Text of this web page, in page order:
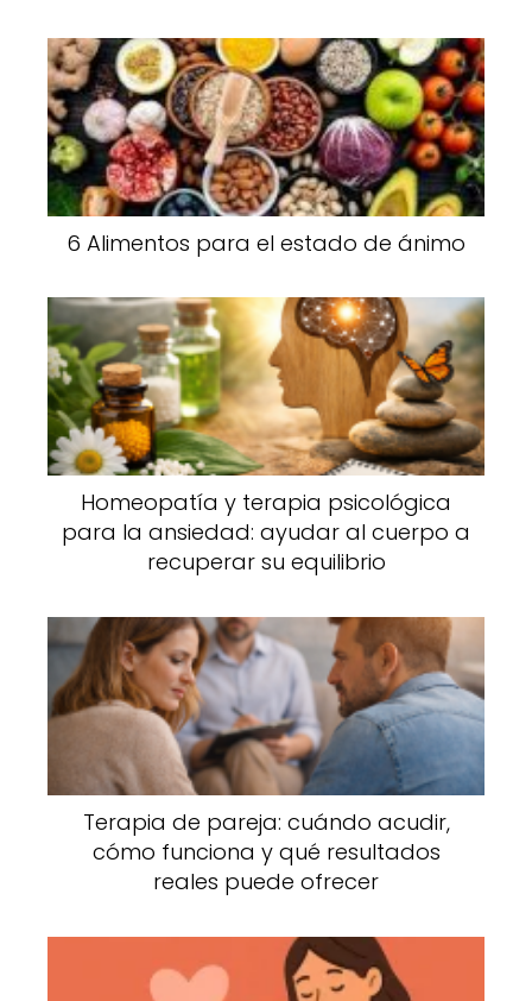
6 Alimentos para el estado de ánimo
Homeopatía y terapia psicológica
para la ansiedad: ayudar al cuerpo a
recuperar su equilibrio
Terapia de pareja: cuándo acudir,
cómo funciona y qué resultados
reales puede ofrecer